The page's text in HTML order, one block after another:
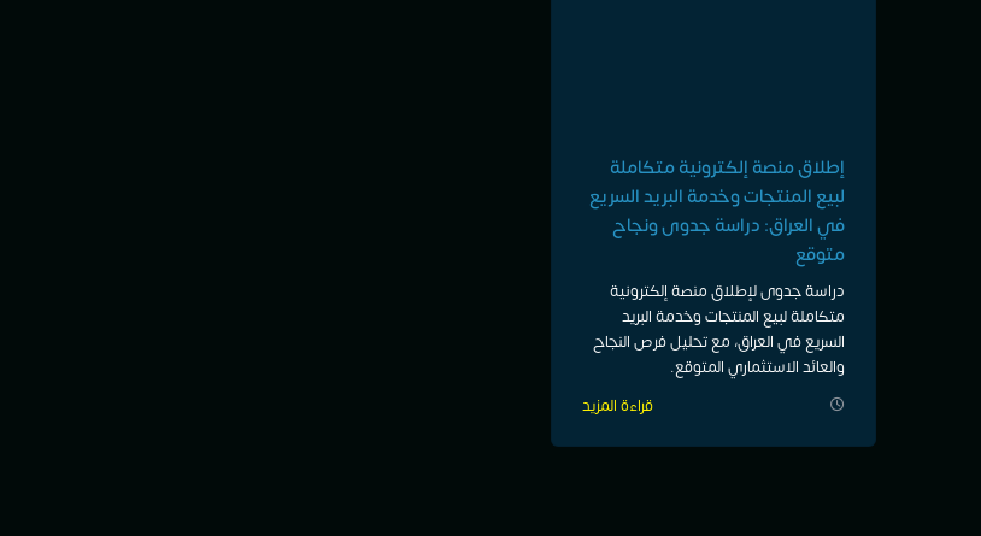
إطلاق منصة إلكترونية متكاملة
لبيع المنتجات وخدمة البريد السريع
في العراق: دراسة جدوى ونجاح
متوقع
دراسة جدوى لإطلاق منصة إلكترونية
متكاملة لبيع المنتجات وخدمة البريد
السريع في العراق، مع تحليل فرص النجاح
والعائد الاستثماري المتوقع.
قراءة المزيد